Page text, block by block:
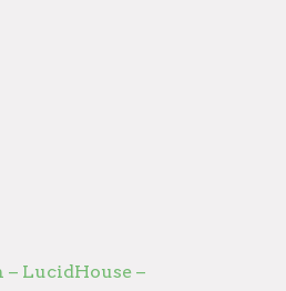
– LucidHouse –